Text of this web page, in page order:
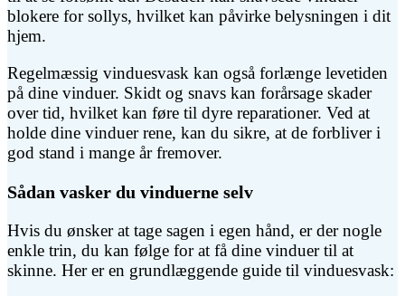
blokere for sollys, hvilket kan påvirke belysningen i dit
hjem.
Regelmæssig vinduesvask kan også forlænge levetiden
på dine vinduer. Skidt og snavs kan forårsage skader
over tid, hvilket kan føre til dyre reparationer. Ved at
holde dine vinduer rene, kan du sikre, at de forbliver i
god stand i mange år fremover.
Sådan vasker du vinduerne selv
Hvis du ønsker at tage sagen i egen hånd, er der nogle
enkle trin, du kan følge for at få dine vinduer til at
skinne. Her er en grundlæggende guide til vinduesvask: